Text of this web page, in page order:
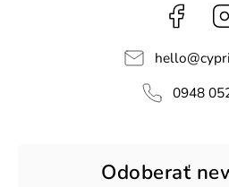
hello@
0948
Odoberať